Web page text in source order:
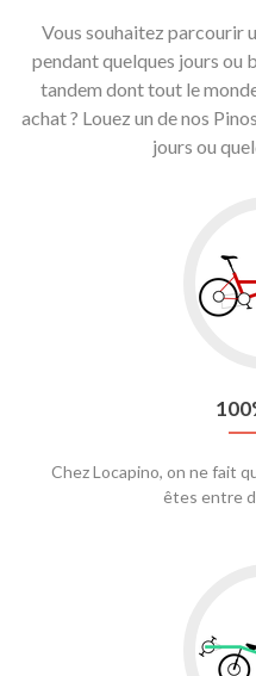
Vous souhaitez parcourir
pendant quelques jours ou
tandem dont tout le
achat ? Louez un de nos
jours ou
Chez Locapino, on ne fait
êtes entre